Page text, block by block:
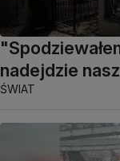
nadejdzie
ŚWIAT